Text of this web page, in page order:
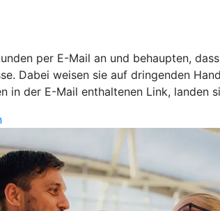
per E-Mail an und behaupten,
Dabei weisen sie auf dringenden
in der E-Mail enthaltenen Link,